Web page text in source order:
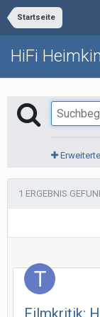
Startseite
HiFi
1 ERGEBNIS
Filmkritik: